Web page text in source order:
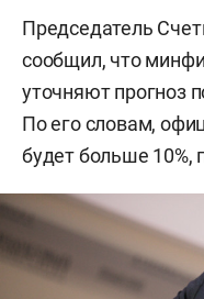
Председатель
сообщил, что
уточняют прогноз
По его словам,
будет больше 10%,